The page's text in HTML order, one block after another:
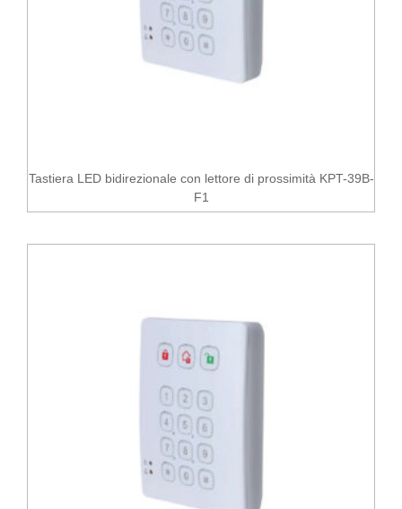
Tastiera LED bidirezionale con lettore di prossimità KPT-39B-
F1